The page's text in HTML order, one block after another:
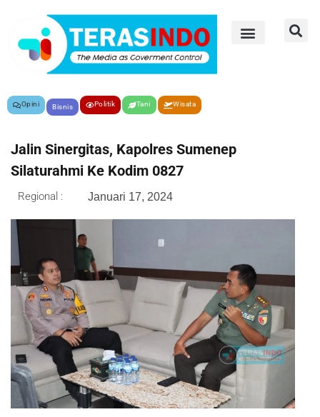
Opini Bisnis Politik Tani Wisata
Jalin Sinergitas, Kapolres Sumenep
Silaturahmi Ke Kodim 0827
Regional : Januari 17, 2024